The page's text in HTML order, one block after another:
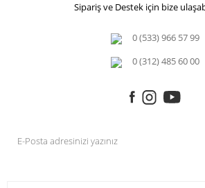
Sipariş ve Destek için bize
0 (533) 966 57 99
0 (312) 485 60 00